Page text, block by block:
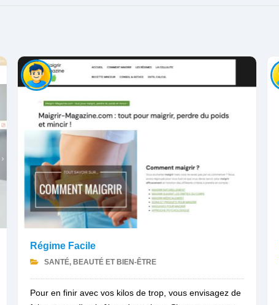
Régime Facile
SANTÉ, BEAUTÉ ET BIEN-ÊTRE
Pour en finir avec vos kilos de trop, vous envisagez de